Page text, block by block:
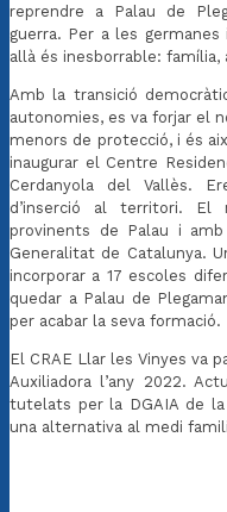
reprendre a Palau de
guerra. Per a les
allà és inesborrable: família,
Amb la transició
autonomies, es va forjar el
menors de protecció, i és
inaugurar el Centre
Cerdanyola del Vallès.
d’inserció al territori.
provinents de Palau i
Generalitat de Catalunya.
incorporar a 17 escoles
quedar a Palau de
per acabar la seva formació.
El CRAE Llar les Vinyes va
Auxiliadora l’any 2022.
tutelats per la DGAIA de
una alternativa al medi